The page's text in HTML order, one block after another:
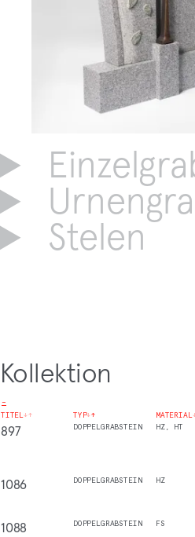
Stelen
Kollektion
−
TITEL↓↑ TYP↓↑ MATERIAL
897 DOPPELGRABSTEIN HZ, HT
1086 DOPPELGRABSTEIN HZ
1088 DOPPELGRABSTEIN FS